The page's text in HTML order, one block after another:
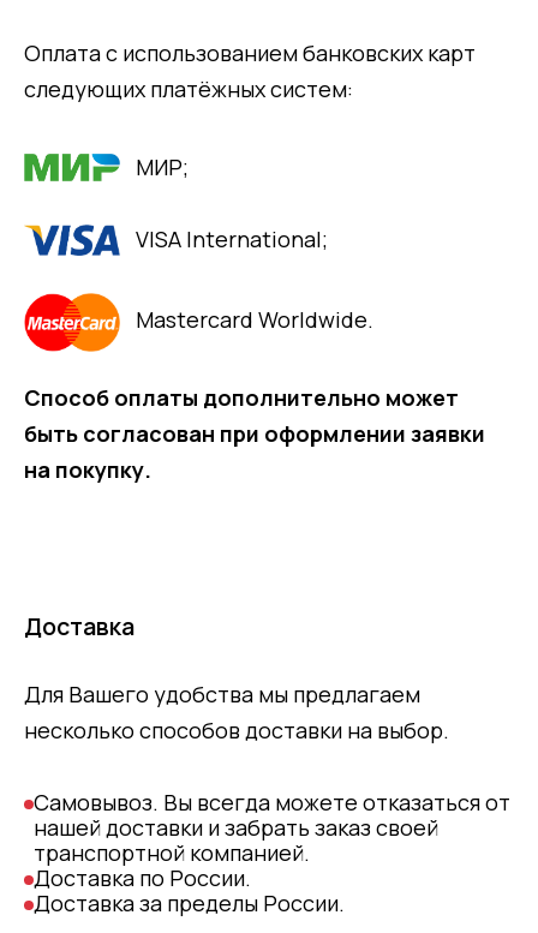
Оплата с использованием банковских карт
следующих платёжных систем:
МИР;
VISA International;
Mastercard Worldwide.
Способ оплаты дополнительно может
быть согласован при оформлении заявки
на покупку.
Доставка
Для Вашего удобства мы предлагаем
несколько способов доставки на выбор.
Самовывоз. Вы всегда можете отказаться от
нашей доставки и забрать заказ своей
транспортной компанией.
Доставка по России.
Доставка за пределы России.